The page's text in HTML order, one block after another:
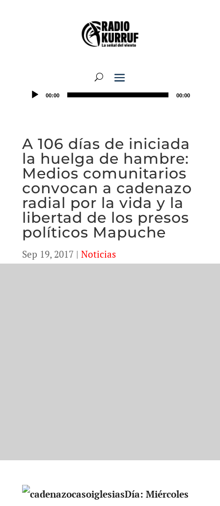
00:00 00:00
A 106 días de iniciada
la huelga de hambre:
Medios comunitarios
convocan a cadenazo
radial por la vida y la
libertad de los presos
políticos Mapuche
Sep 19, 2017 | Noticias
Día: Miércoles